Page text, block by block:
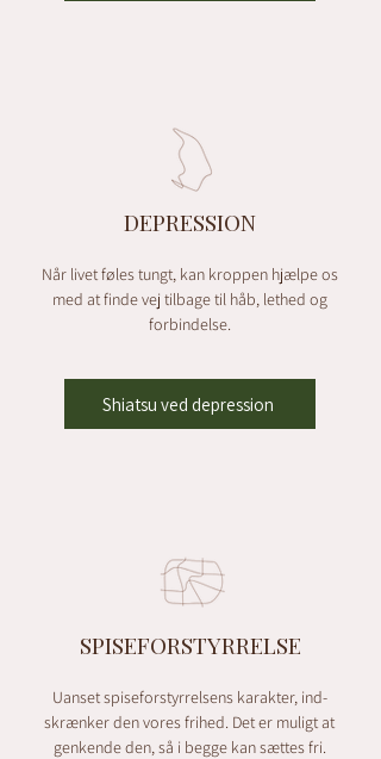
DEPRESSION
Når livet føles tungt, kan kroppen hjælpe os
med at finde vej tilbage til håb, lethed og
forbindelse.
Shiatsu ved depression
SPISEFORSTYRRELSE
Uanset spiseforstyrrelsens karakter, ind-
skrænker den vores frihed. Det er muligt at
genkende den, så i begge kan sættes fri.